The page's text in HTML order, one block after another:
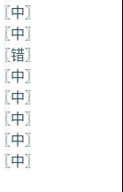
〗
〗
〗
〗
〗
〗
〗
〗